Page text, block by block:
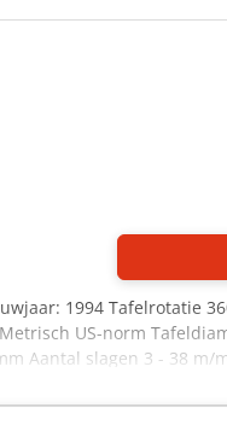
1994 Tafelrotatie
US-norm
Aantal slagen 3 - 38 m/
Let op: De informatie op
wordt te goeder trouw
contractuele